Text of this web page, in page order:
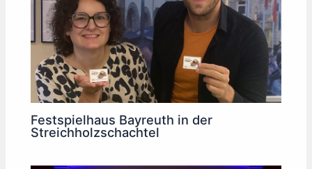
Festspielhaus Bayreuth in der
Streichholzschachtel